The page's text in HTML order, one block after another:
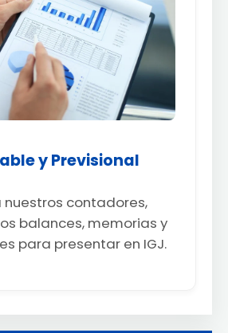
y Previsional
nuestros contadores,
balances, memorias y
para presentar en IGJ.